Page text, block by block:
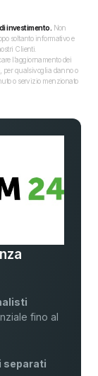
investimento. Non
soltanto informativo e
Clienti.
l’aggiornamento dei
per qualsivoglia danno o
o servizio menzionato
fino al
separati